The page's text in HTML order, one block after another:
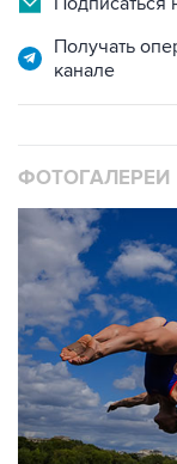
Получать
канале
ФОТОГАЛЕРЕИ